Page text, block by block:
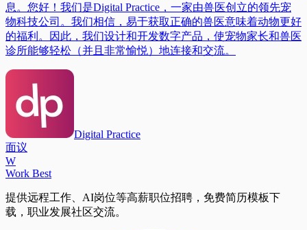
息。您好！我们是Digital Practice，一家由兽医创立的领先宠
物科技公司。我们相信，易于获取正确的兽医意味着动物更好
的福利。因此，我们设计和开发数字产品，使宠物家长和兽医
诊所能够轻松（并且非常愉悦）地连接和交流。
Digital Practice
面议
W
Work Best
提供远程工作、AI岗位等高薪职位招聘，免费简历模板下
载，职业发展社区交流。